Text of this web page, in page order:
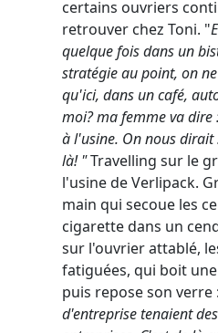
certains ouvriers
retrouver chez Toni. "
quelque fois dans un
stratégie au point, on
qu'ici, dans un café,
moi? ma femme va
à l'usine. On nous dirait
là! "Travelling sur le
l'usine de Verlipack.
main qui secoue les
cigarette dans un
sur l'ouvrier attablé,
fatiguées, qui boit
puis repose son verre
d'entreprise tenaient